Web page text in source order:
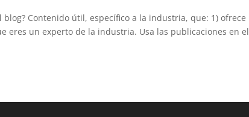
Contenido útil, específico a la industria, que: 1) ofrece
eres un experto de la industria. Usa las publicaciones en el